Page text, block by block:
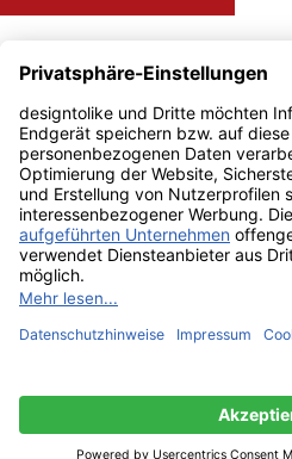
Information und Impressum
Zahlung & Versand
Impressum
Alle Preise inkl. gesetzl.
und ggf. Nachnahmegebühren,